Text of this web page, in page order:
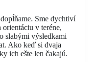
Sme dychtiví
v teréne,
slabými výsledkami
Ako keď si dvaja
ich ešte len čakajú.